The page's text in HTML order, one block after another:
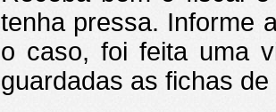
tenha pressa. Informe
o caso, foi feita uma
guardadas as fichas de